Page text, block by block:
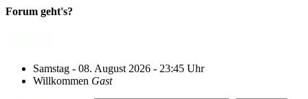
Forum geht's?
Samstag - 08. August 2026 - 23:45 Uhr
Willkommen Gast